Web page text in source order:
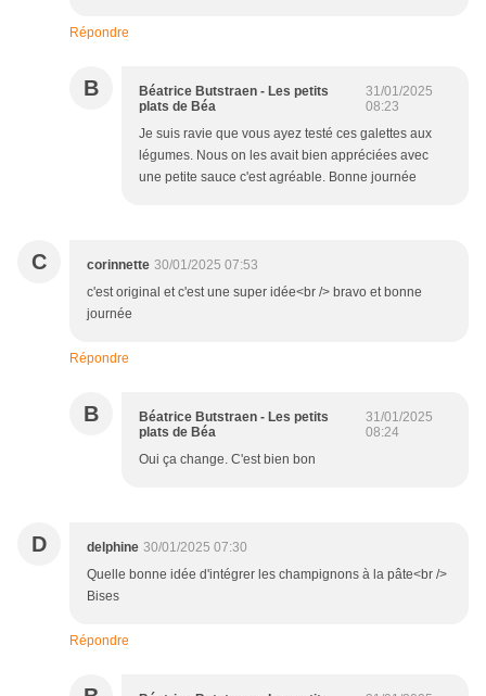
Répondre
B
Béatrice Butstraen - Les petits
plats de Béa
31/01/2025
08:23
Je suis ravie que vous ayez testé ces galettes aux
légumes. Nous on les avait bien appréciées avec
une petite sauce c'est agréable. Bonne journée
C corinnette 30/01/2025 07:53
c'est original et c'est une super idée<br /> bravo et bonne
journée
Répondre
B
Béatrice Butstraen - Les petits
plats de Béa
31/01/2025
08:24
Oui ça change. C'est bien bon
D delphine 30/01/2025 07:30
Quelle bonne idée d'intégrer les champignons à la pâte<br />
Bises
Répondre